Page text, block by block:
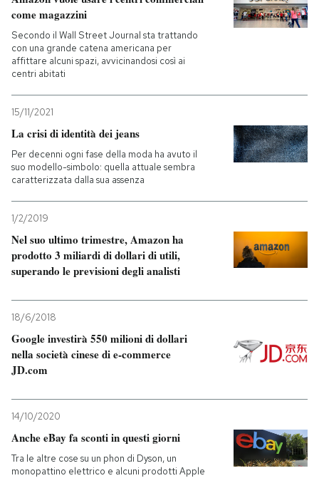
come magazzini
Secondo il Wall Street Journal sta trattando
con una grande catena americana per
affittare alcuni spazi, avvicinandosi così ai
centri abitati
15/11/2021
La crisi di identità dei jeans
Per decenni ogni fase della moda ha avuto il
suo modello-simbolo: quella attuale sembra
caratterizzata dalla sua assenza
1/2/2019
Nel suo ultimo trimestre, Amazon ha
prodotto 3 miliardi di dollari di utili,
superando le previsioni degli analisti
18/6/2018
Google investirà 550 milioni di dollari
nella società cinese di e-commerce
JD.com
14/10/2020
Anche eBay fa sconti in questi giorni
Tra le altre cose su un phon di Dyson, un
monopattino elettrico e alcuni prodotti Apple